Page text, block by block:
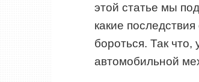
этой статье мы
какие
бороться. Так
автомобильной